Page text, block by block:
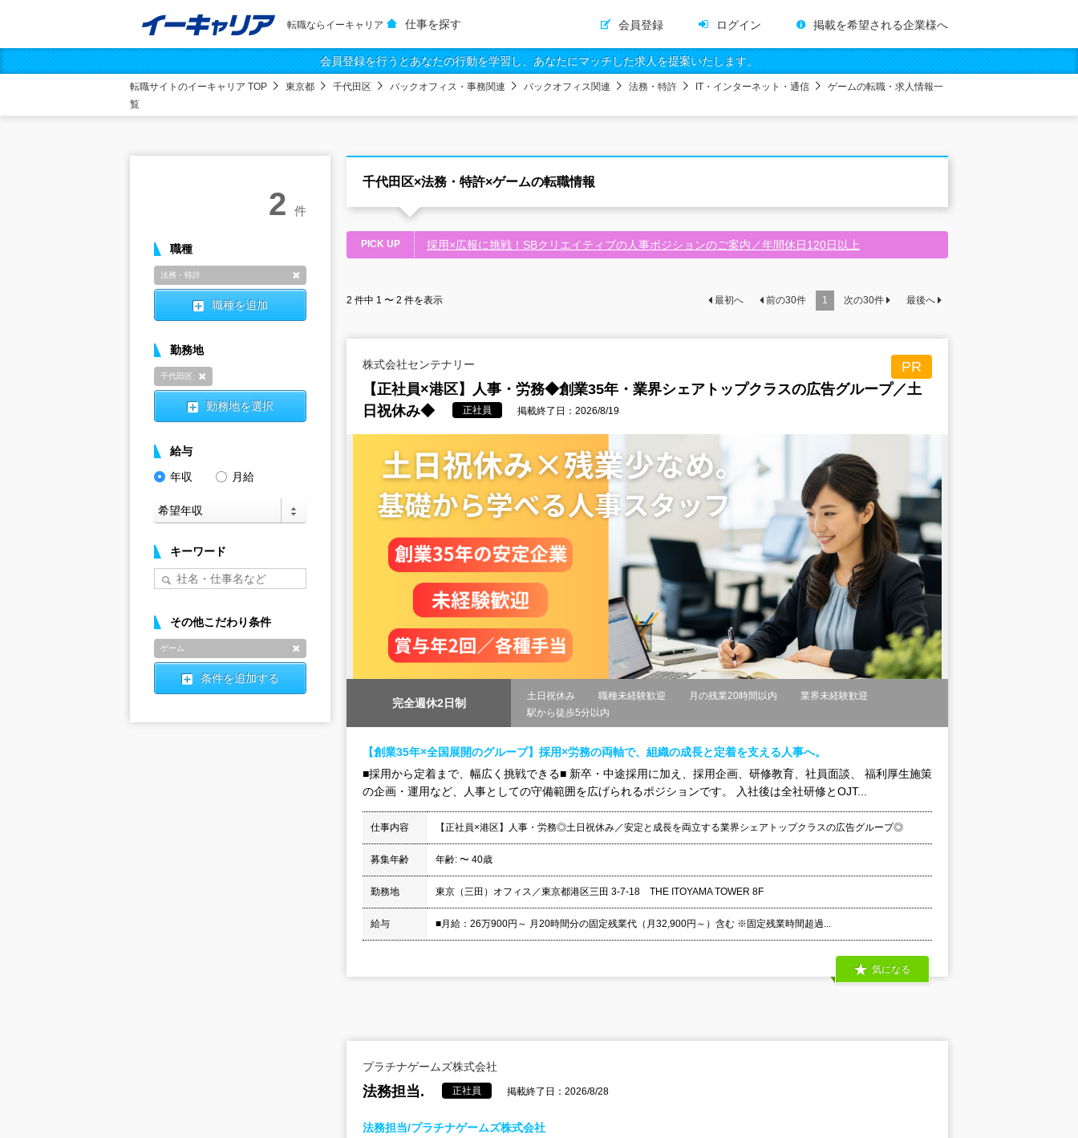
転職ならイーキャリア 仕事を探す 会員登録 ログイン 掲載を希望される企業様へ
会員登録を行うとあなたの行動を学習し、あなたにマッチした求人を提案いたします。
転職サイトのイーキャリア TOP 東京都 千代田区 バックオフィス・事務関連 バックオフィス関連 法務・特許 IT・インターネット・通信
ゲームの転職・求人情報一
覧
千代田区×法務・特許×ゲームの転職情報
PICK UP 採用×広報に挑戦！SBクリエイティブの人事ポジションのご案内／年間休日120日以上
2 件中 1 〜 2 件を表示 最初へ 前の30件 1 次の30件 最後へ
株式会社センテナリー
PR
【正社員×港区】人事・労務◆創業35年・業界シェアトップクラスの広告グループ／土
日祝休み◆
正社員 掲載終了日：2026/8/19
完全週休2日制
土日祝休み 職種未経験歓迎 月の残業20時間以内
業界未経験歓迎
駅から徒歩5分以内
【創業35年×全国展開のグループ】採用×労務の両軸で、組織の成長と定着を支える人事へ。
■採用から定着まで、幅広く挑戦できる■ 新卒・中途採用に加え、採用企画、研修教育、社員面談、 福利厚生施策
の企画・運用など、人事としての守備範囲を広げられるポジションです。 入社後は全社研修とOJT...
仕事内容 【正社員×港区】人事・労務◎土日祝休み／安定と成長を両立する業界シェアトップクラスの広告グループ◎
募集年齢 年齢: 〜 40歳
勤務地 東京（三田）オフィス／東京都港区三田 3-7-18 THE ITOYAMA TOWER 8F
給与 ■月給：26万900円～ 月20時間分の固定残業代（月32,900円～）含む ※固定残業時間超過...
気になる
プラチナゲームズ株式会社
法務担当. 正社員 掲載終了日：2026/8/28
法務担当/プラチナゲームズ株式会社
2 件
職種
法務・特許
職種を追加
勤務地
千代田区
勤務地を選択
給与
年収
月給
キーワード
その他こだわり条件
ゲーム
条件を追加する